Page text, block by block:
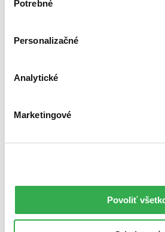
súhlasu
Potrebné
Personalizačné
Analytické
Marketingové
Povoliť